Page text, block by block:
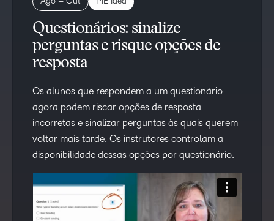
Questionários: sinalize
perguntas e risque opções de
resposta
Os alunos que respondem a um questionário
agora podem riscar opções de resposta
incorretas e sinalizar perguntas às quais querem
voltar mais tarde. Os instrutores controlam a
disponibilidade dessas opções por questionário.